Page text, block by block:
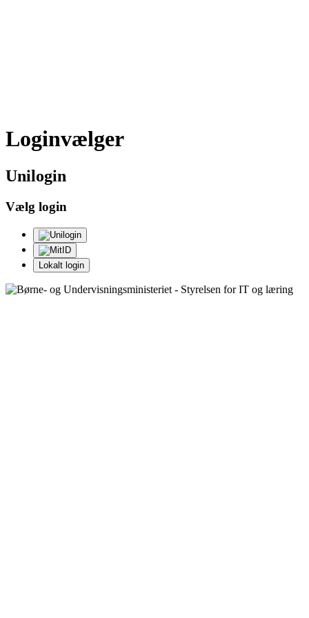
Loginvælger
Unilogin
Vælg login
Lokalt login